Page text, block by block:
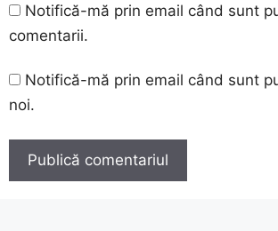
Notifică-mă prin email când sunt
comentarii.
Notifică-mă prin email când sunt
noi.